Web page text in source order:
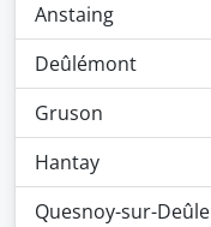
Anstaing
Deûlémont
Gruson
Hantay
Quesnoy-sur-Deûle